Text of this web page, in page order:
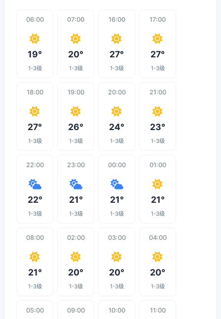
06:00
19°
1-3级
07:00
20°
1-3级
16:00
27°
1-3级
17:00
27°
1-3级
18:00
27°
1-3级
19:00
26°
1-3级
20:00
24°
1-3级
21:00
23°
1-3级
22:00
22°
1-3级
23:00
21°
1-3级
00:00
21°
1-3级
01:00
21°
1-3级
08:00
21°
1-3级
02:00
20°
1-3级
03:00
20°
1-3级
04:00
20°
1-3级
05:00 09:00 10:00 11:00